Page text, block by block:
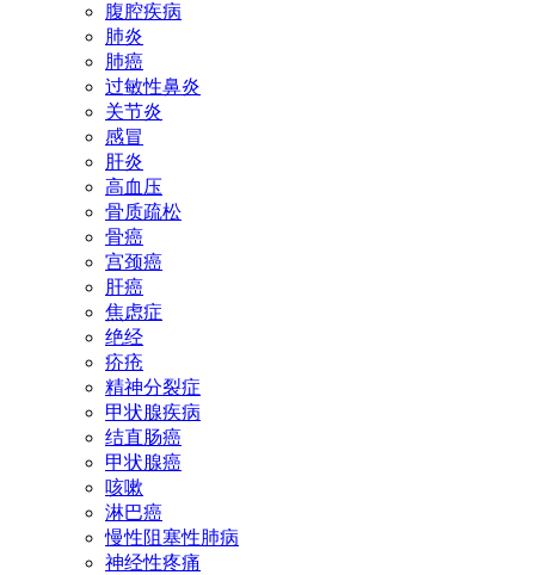
腹腔疾病
肺炎
肺癌
过敏性鼻炎
关节炎
感冒
肝炎
高血压
骨质疏松
骨癌
宫颈癌
肝癌
焦虑症
绝经
疥疮
精神分裂症
甲状腺疾病
结直肠癌
甲状腺癌
咳嗽
淋巴癌
慢性阻塞性肺病
神经性疼痛